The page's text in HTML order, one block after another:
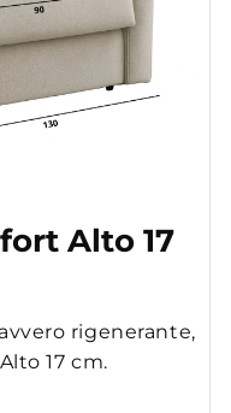
Alto 17
rigenerante,
17 cm.